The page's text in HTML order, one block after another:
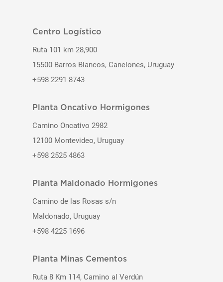
Centro Logístico
Ruta 101 km 28,900
15500 Barros Blancos, Canelones, Uruguay
+598 2291 8743
Planta Oncativo Hormigones
Camino Oncativo 2982
12100 Montevideo, Uruguay
+598 2525 4863
Planta Maldonado Hormigones
Camino de las Rosas s/n
Maldonado, Uruguay
+598 4225 1696
Planta Minas Cementos
Ruta 8 Km 114, Camino al Verdún